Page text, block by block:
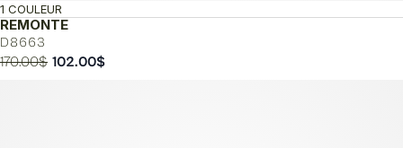
REMONTE
D8663
1 COULEUR
170.00$ Le
102.00$Le